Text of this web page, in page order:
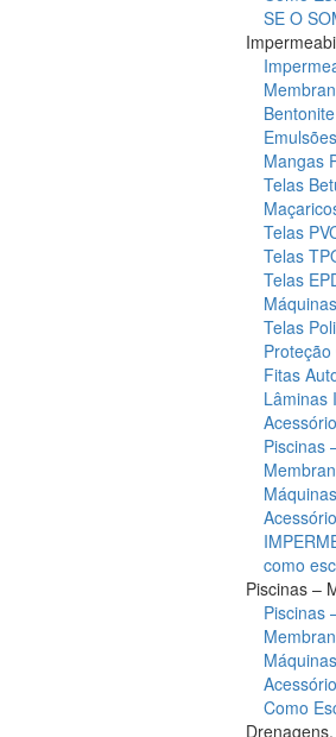
SE O
Bentonite
Mangas
Telas
Telas
Telas
Telas
Telas
Fitas
Lâminas
Piscinas
como
Piscinas –
Piscinas
Como